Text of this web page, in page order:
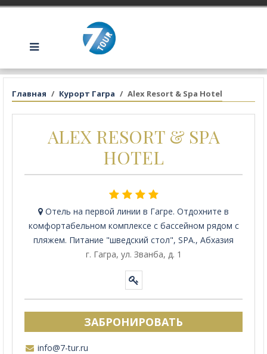
Главная Курорт Гагра Alex Resort & Spa Hotel
ALEX RESORT & SPA
HOTEL
Отель на первой линии в Гагре. Отдохните в
комфортабельном комплексе с бассейном рядом с
пляжем. Питание "шведский стол", SPA., Абхазия
г. Гагра, ул. Званба, д. 1
ЗАБРОНИРОВАТЬ
info@7-tur.ru